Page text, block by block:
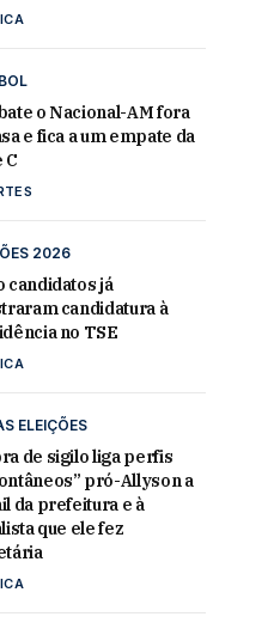
o Nacional-AM fora
e fica a um empate da
C
2026
candidatos já
candidatura à
no TSE
ELEIÇÕES
de sigilo liga perfis
pró-Allyson a
da prefeitura e à
que ele fez